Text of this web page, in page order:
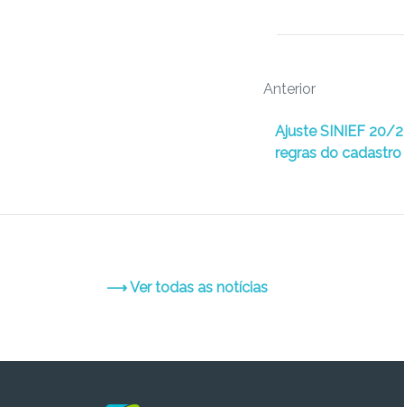
Anterior
Ajuste SINIEF 20/
regras do
⟶ Ver todas as notícias